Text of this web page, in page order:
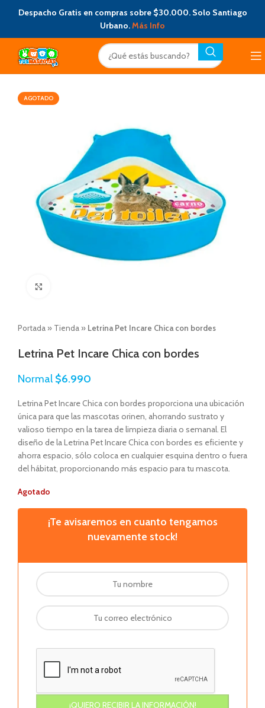
Despacho Gratis en compras sobre $30.000. Solo Santiago
Urbano.Más Info
AGOTADO
Portada » Tienda » Letrina Pet Incare Chica con bordes
Letrina Pet Incare Chica con bordes
Normal $6.990
Letrina Pet Incare Chica con bordes proporciona una ubicación
única para que las mascotas orinen, ahorrando sustrato y
valioso tiempo en la tarea de limpieza diaria o semanal. El
diseño de la Letrina Pet Incare Chica con bordes es eficiente y
ahorra espacio, sólo coloca en cualquier esquina dentro o fuera
del hábitat, proporcionando más espacio para tu mascota.
Agotado
¡Te avisaremos en cuanto tengamos
nuevamente stock!